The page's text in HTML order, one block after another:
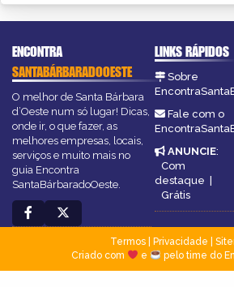
ENCONTRA
SANTABÁRBARADOOESTE
O melhor de Santa Bárbara
d’Oeste num só lugar! Dicas,
onde ir, o que fazer, as
melhores empresas, locais,
serviços e muito mais no
guia Encontra
SantaBárbaradoOeste.
LINKS RÁPIDOS
Sobre
Fale com o
ANUNCIE:
Com
destaque |
Grátis
Termos| Privacidade
Criado com
e pelo time do